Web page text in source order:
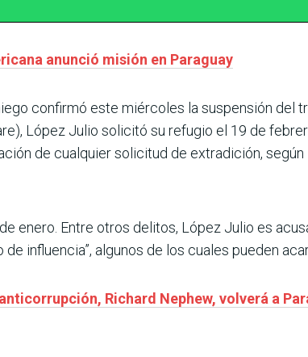
anunció misión en Paraguay
confirmó este miércoles la suspensión del
López Julio solicitó su refugio el 19 de
de cualquier solicitud de extradición, según
enero. Entre otros delitos, López Julio es
de influencia”, algunos de los cuales pueden
Richard Nephew, volverá a